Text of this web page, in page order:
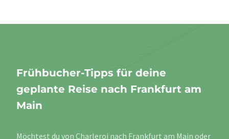
Frühbucher-Tipps für deine
geplante Reise nach Frankfurt am
Main
Möchtest du von Charleroi nach Frankfurt am Main oder